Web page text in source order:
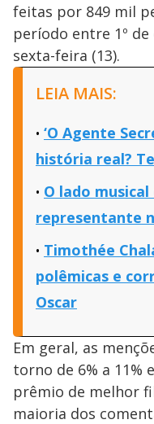
feitas por 849 mil
período entre 1º
sexta-feira (13).
LEIA MAIS:
‘O Agente
história real?
O lado
representante
Timothée
polêmicas e
Oscar
Em geral, as
torno de 6% a 11%
prêmio de melhor
maioria dos